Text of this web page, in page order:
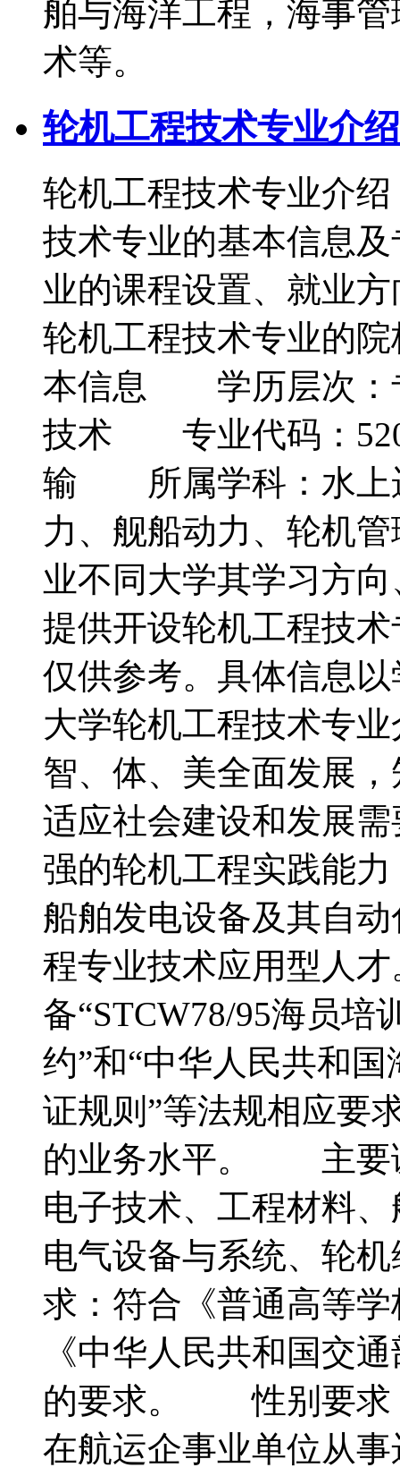
舶与海洋工程，海事
术等。
轮机工程技术专业介绍
轮机工程技术专业介
技术专业的基本信息
业的课程设置、就业
轮机工程技术专业的
本信息 学历层次：
技术 专业代码：
输 所属学科：水上
力、舰船动力、轮机
业不同大学其学习方
提供开设轮机工程技
仅供参考。具体信息
大学轮机工程技术专
智、体、美全面发展
适应社会建设和发展
强的轮机工程实践能
船舶发电设备及其自
程专业技术应用型人
备“STCW78/95海员
约”和“中华人民共和
证规则”等法规相应要
的业务水平。 主要
电子技术、工程材料
电气设备与系统、轮
求：符合《普通高等
《中华人民共和国交
的要求。 性别要求
在航运企事业单位从